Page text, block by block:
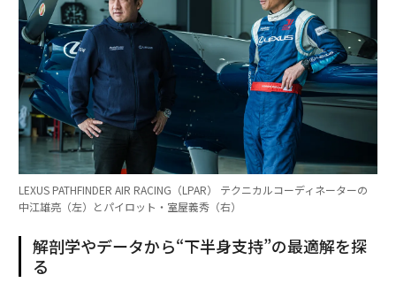
LEXUS PATHFINDER AIR RACING（LPAR） テクニカルコーディネーターの
中江雄亮（左）とパイロット・室屋義秀（右）
解剖学やデータから“下半身支持”の最適解を探
る